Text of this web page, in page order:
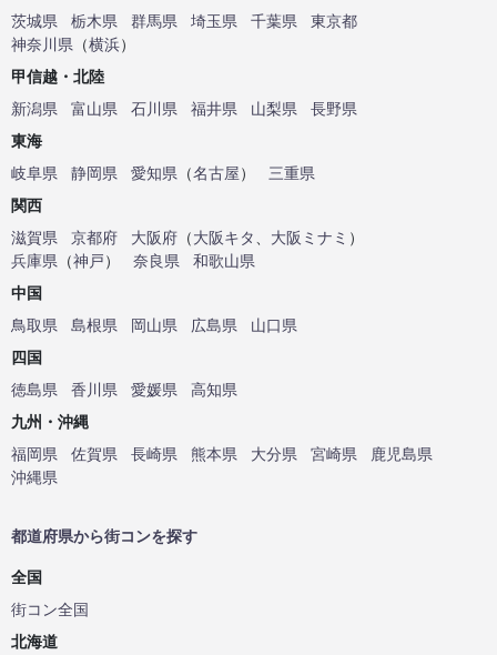
茨城県
栃木県 群馬県 埼玉県 千葉県
東京都
神奈川県 （横浜）
甲信越・北陸
新潟県
富山県 石川県 福井県 山梨県
長野県
東海
岐阜県
静岡県 愛知県 （名古屋）
三重県
関西
滋賀県
京都府 大阪府 （大阪キタ、 大阪ミナミ ）
兵庫県 （神戸） 奈良県
和歌山県
中国
鳥取県
島根県 岡山県 広島県
山口県
四国
徳島県
香川県 愛媛県
高知県
九州・沖縄
福岡県
佐賀県 長崎県 熊本県 大分県 宮崎県
鹿児島県
沖縄県
都道府県から街コンを探す
全国
街コン全国
北海道